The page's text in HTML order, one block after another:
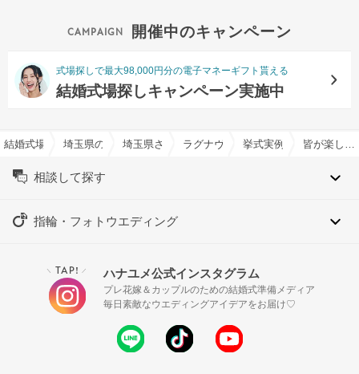
開催中のキャンペーン
式場探しで最大98,000円分の電子マネーギフト貰える
結婚式場探しキャンペーン実施中
結婚式場を探すならハナユメ
埼玉県の結婚式場一覧埼玉県さいたま市の結婚式場一覧
ラグナヴェール スカイテラスで結婚
挙式実例
相談して探す
指輪・フォトウエディング
＼ TAP! ／ ハナユメ公式インスタグラム
プレ花嫁＆カップルのための結婚式準備メディア
毎日素敵なウエディングアイデアをお届け♡